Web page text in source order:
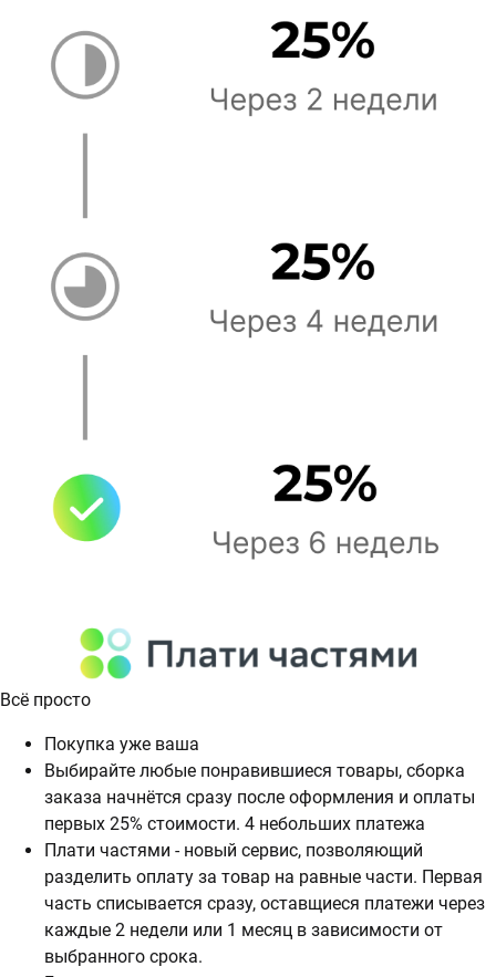
Всё просто
Покупка уже ваша
Выбирайте любые понравившиеся товары, сборка
заказа начнётся сразу после оформления и оплаты
первых 25% стоимости. 4 небольших платежа
Плати частями - новый сервис, позволяющий
разделить оплату за товар на равные части. Первая
часть списывается сразу, оставщиеся платежи через
каждые 2 недели или 1 месяц в зависимости от
выбранного срока.